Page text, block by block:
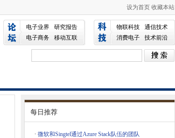
设为首页 收藏本站
电子业界
研究报告
电子商务
移动互联
物联科技
通信技术
消费电子
技术前沿
每日推荐
· 微软和Singtel通过Azure Stack队伍的团队